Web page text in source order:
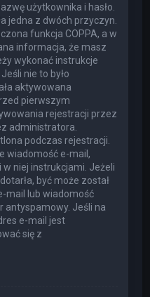
użytkownika i hasło.
jedna z dwóch przyczyn.
funkcja COPPA, a w
informacja, że masz
wykonać instrukcje
nie to było
aktywowana
pierwszym
rejestracji przez
administratora.
podczas rejestracji.
wiadomość e-mail,
niej instrukcjami. Jeżeli
być może został
mail lub wiadomość
antyspamowy. Jeśli na
e-mail jest
się z